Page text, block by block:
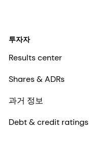
투자자
Results center
Shares & ADRs
과거 정보
Debt & credit ratings